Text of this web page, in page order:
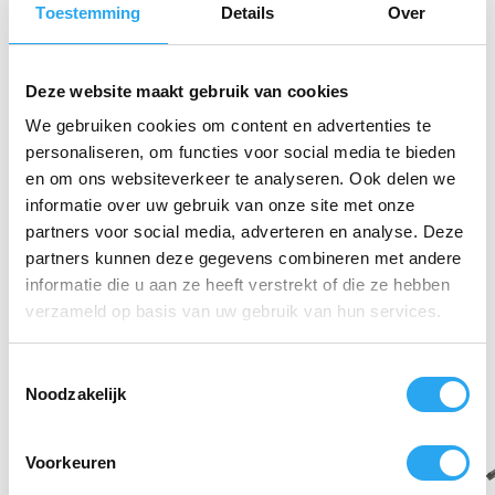
Toestemming Details Over
Deze website maakt gebruik van cookies
We gebruiken cookies om content en advertenties te
personaliseren, om functies voor social media te bieden
en om ons websiteverkeer te analyseren. Ook delen we
informatie over uw gebruik van onze site met onze
partners voor social media, adverteren en analyse. Deze
partners kunnen deze gegevens combineren met andere
informatie die u aan ze heeft verstrekt of die ze hebben
verzameld op basis van uw gebruik van hun services.
Noodzakelijk
Voorkeuren
ongeluk contact maken tijdens het schoonmaken.
maakt de SPC Aluminium Rail een betrouwbare keuze
voor professionals en thuisgebruikers.
Kies voor de SPC Aluminium Rail met
Veiligheidsdop (15 cm)
en ervaar het gemak van een
compacte, duurzame en veilige oplossing voor je
glasreinigingswerk.
Gerelateerde producten